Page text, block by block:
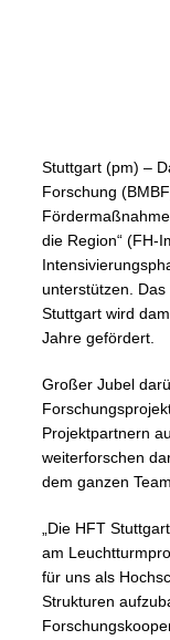
Stuttgart (pm) –
Forschung
die Region“ (FH-
unterstützen.
Stuttgart wird
Jahre gefördert.
Großer Jubel
Projektpartnern
weiterforschen
dem ganzen
„Die HFT
am
für uns als
Strukturen